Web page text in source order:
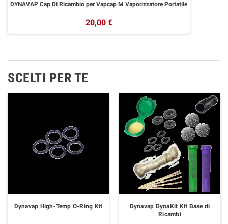
DYNAVAP Cap Di Ricambio per Vapcap M Vaporizzatore Portatile
20,00 €
SCELTI PER TE
Dynavap High-Temp O-Ring Kit
Dynavap DynaKit Kit Base di
Ricambi